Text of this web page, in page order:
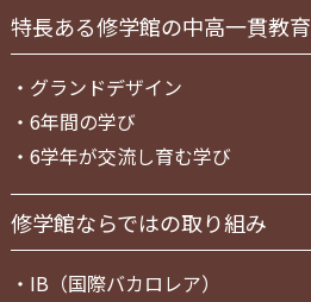
特長ある修学館の中高一貫教育
・ グランドデザイン
・ 6年間の学び
・ 6学年が交流し育む学び
修学館ならではの取り組み
・ IB（国際バカロレア）